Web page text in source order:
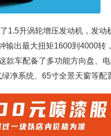
1.5升涡轮增压发动机，发动
输出最大扭矩1600到4000转
款车配备了多功能方向盘、
净系统、65寸全景天窗等配